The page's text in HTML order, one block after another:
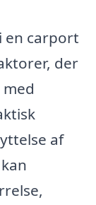
en carport
der
af